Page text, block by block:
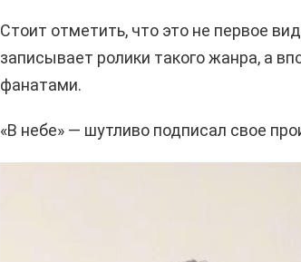
Стоит отметить, что это не первое
записывает ролики такого жанра, а
фанатами.
«В небе» — шутливо подписал свое